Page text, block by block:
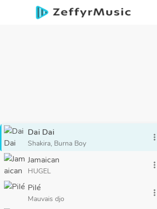
Aller au contenu principal
Dai Dai
Shakira, Burna Boy
more_vert
Jamaican
HUGEL
more_vert
Pilé
Mauvais djo
more_vert